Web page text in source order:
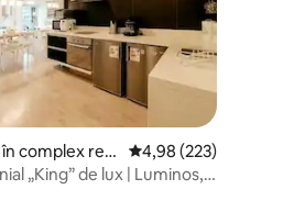
recenzii
complex rezi
Scor mediu de 4,98
4,98 (223)
„King” de lux | Luminos,